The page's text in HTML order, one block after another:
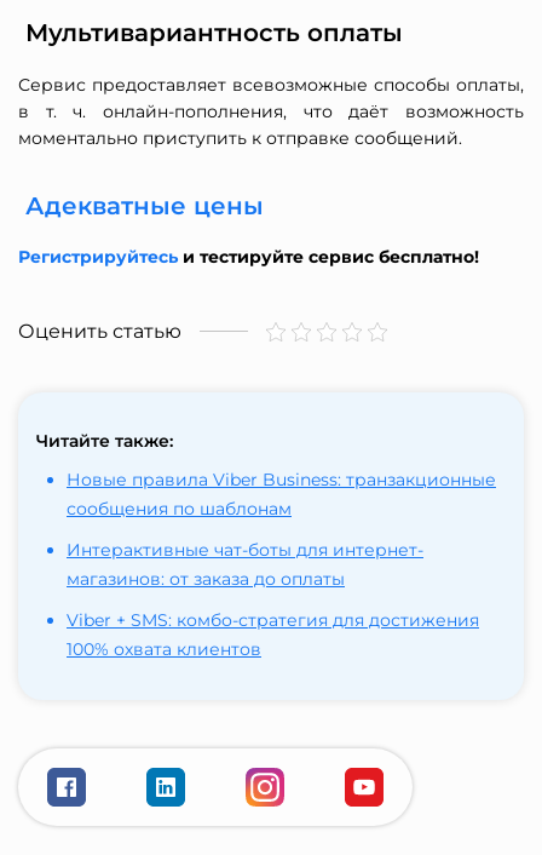
Мультивариантность оплаты
Сервис предоставляет всевозможные способы оплаты,
в т. ч. онлайн-пополнения, что даёт возможность
моментально приступить к отправке сообщений.
Адекватные цены
Регистрируйтесьи тестируйте сервис бесплатно!
Оценить статью
Читайте также:
Новые правила Viber Business: транзакционные
сообщения по шаблонам
Интерактивные чат-боты для интернет-
магазинов: от заказа до оплаты
Viber + SMS: комбо-стратегия для достижения
100% охвата клиентов